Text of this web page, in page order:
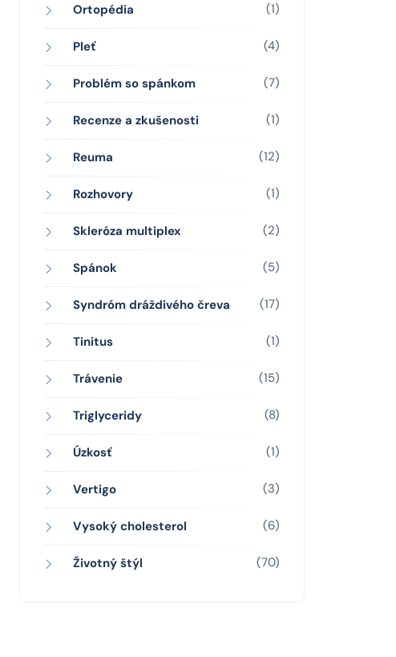
Ortopédia (1)
Pleť (4)
Problém so spánkom (7)
Recenze a zkušenosti (1)
Reuma (12)
Rozhovory (1)
Skleróza multiplex (2)
Spánok (5)
Syndróm dráždivého čreva (17)
Tinitus (1)
Trávenie (15)
Triglyceridy (8)
Úzkosť (1)
Vertigo (3)
Vysoký cholesterol (6)
Životný štýl (70)